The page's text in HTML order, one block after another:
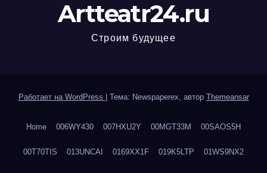
Artteatr24.ru
Строим будущее
Работает на WordPress Тема: Newspaperex, автор Themeansar
Home 006WY430 007HXU2Y 00MGT33M 00SAOS5H
00T70TIS 013UNCAI 0169XX1F 019K5LTP 01WS9NX2